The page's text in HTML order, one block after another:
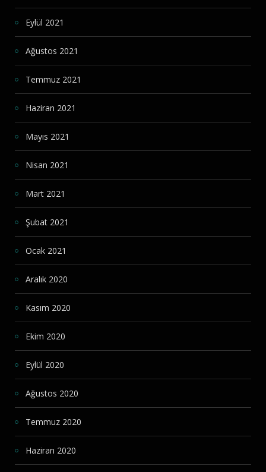
Eylül 2021
Ağustos 2021
Temmuz 2021
Haziran 2021
Mayıs 2021
Nisan 2021
Mart 2021
Şubat 2021
Ocak 2021
Aralık 2020
Kasım 2020
Ekim 2020
Eylül 2020
Ağustos 2020
Temmuz 2020
Haziran 2020